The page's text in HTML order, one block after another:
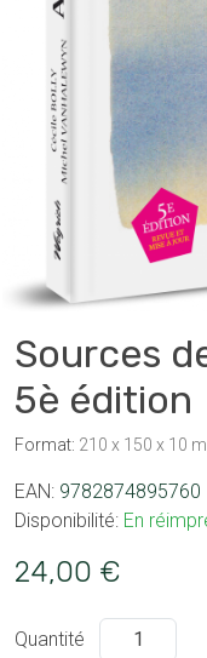
Sources
5è édition
Format: 210 x 150 x 10
EAN: 9782874895760
Disponibilité: En
24,00 €
Quantité